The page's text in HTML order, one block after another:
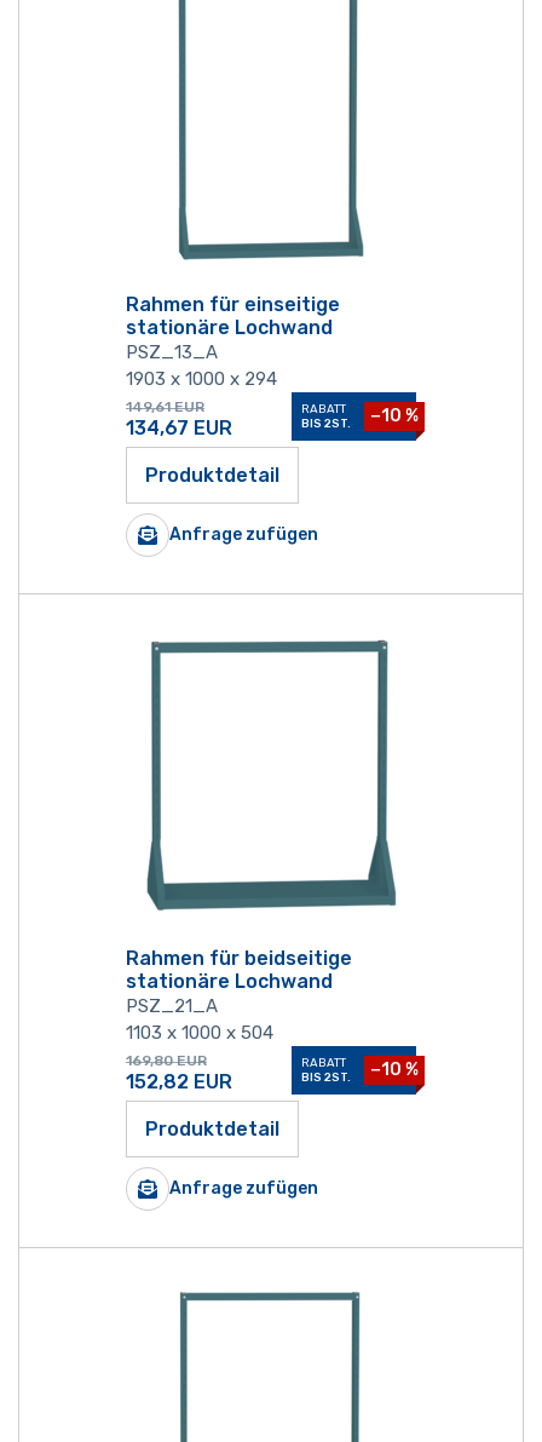
Rahmen für einseitige
stationäre Lochwand
PSZ_13_A
1903 x 1000 x 294
149,61 EUR
134,67 EUR
RABATT
BIS 2ST.
−10 %
Produktdetail
Anfrage zufügen
Rahmen für beidseitige
stationäre Lochwand
PSZ_21_A
1103 x 1000 x 504
169,80 EUR
152,82 EUR
RABATT
BIS 2ST.
−10 %
Produktdetail
Anfrage zufügen